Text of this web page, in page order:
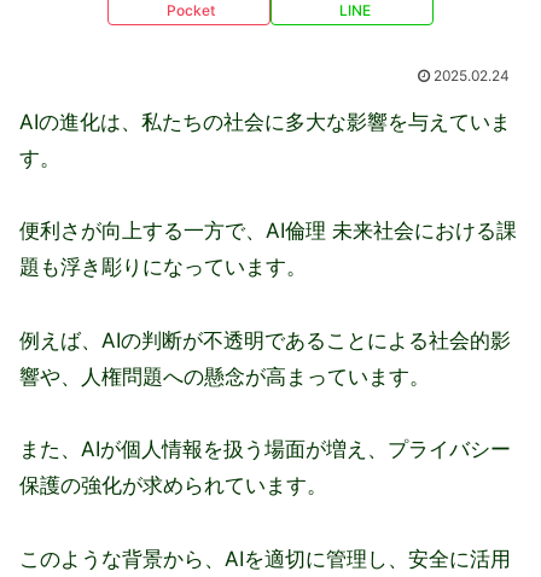
Pocket LINE
2025.02.24
AIの進化は、私たちの社会に多大な影響を与えていま
す。
便利さが向上する一方で、AI倫理 未来社会における課
題も浮き彫りになっています。
例えば、AIの判断が不透明であることによる社会的影
響や、人権問題への懸念が高まっています。
また、AIが個人情報を扱う場面が増え、プライバシー
保護の強化が求められています。
このような背景から、AIを適切に管理し、安全に活用